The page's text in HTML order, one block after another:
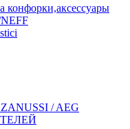
конфорки,аксессуары
/ AEG